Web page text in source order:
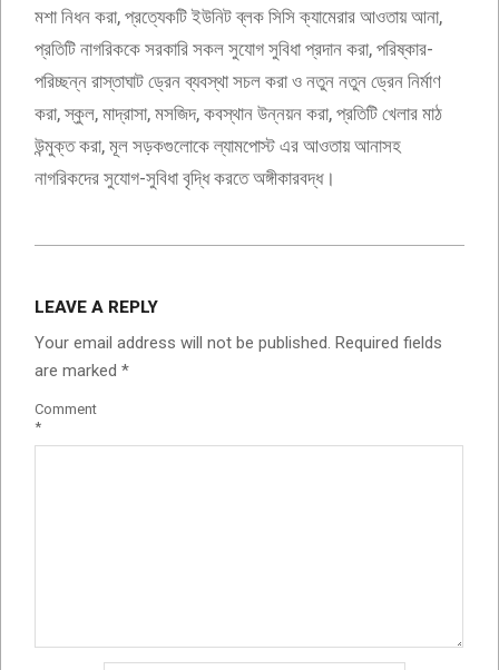
মশা নিধন করা, প্রত্যেকটি ইউনিট ব্লক সিসি ক্যামেরার আওতায় আনা,
প্রতিটি নাগরিককে সরকারি সকল সুযোগ সুবিধা প্রদান করা, পরিষ্কার-
পরিচ্ছন্ন রাস্তাঘাট ড্রেন ব্যবস্থা সচল করা ও নতুন নতুন ড্রেন নির্মাণ
করা, স্কুল, মাদ্রাসা, মসজিদ, কবস্থান উন্নয়ন করা, প্রতিটি খেলার মাঠ
উন্মুক্ত করা, মূল সড়কগুলোকে ল্যামপোস্ট এর আওতায় আনাসহ
নাগরিকদের সুযোগ-সুবিধা বৃদ্ধি করতে অঙ্গীকারবদ্ধ।
12
LEAVE A REPLY
Your email address will not be published. Required fields
are marked *
Comment
*